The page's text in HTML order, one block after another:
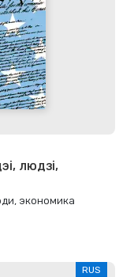
людзі,
экономика
RUS